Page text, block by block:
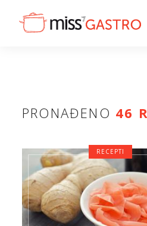
PRONAĐENO 46
RECEPTI